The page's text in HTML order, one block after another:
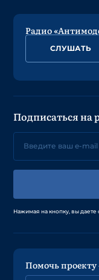
Радио
СЛУШАТЬ
Подписаться на
Нажимая на кнопку, вы даете
Помочь